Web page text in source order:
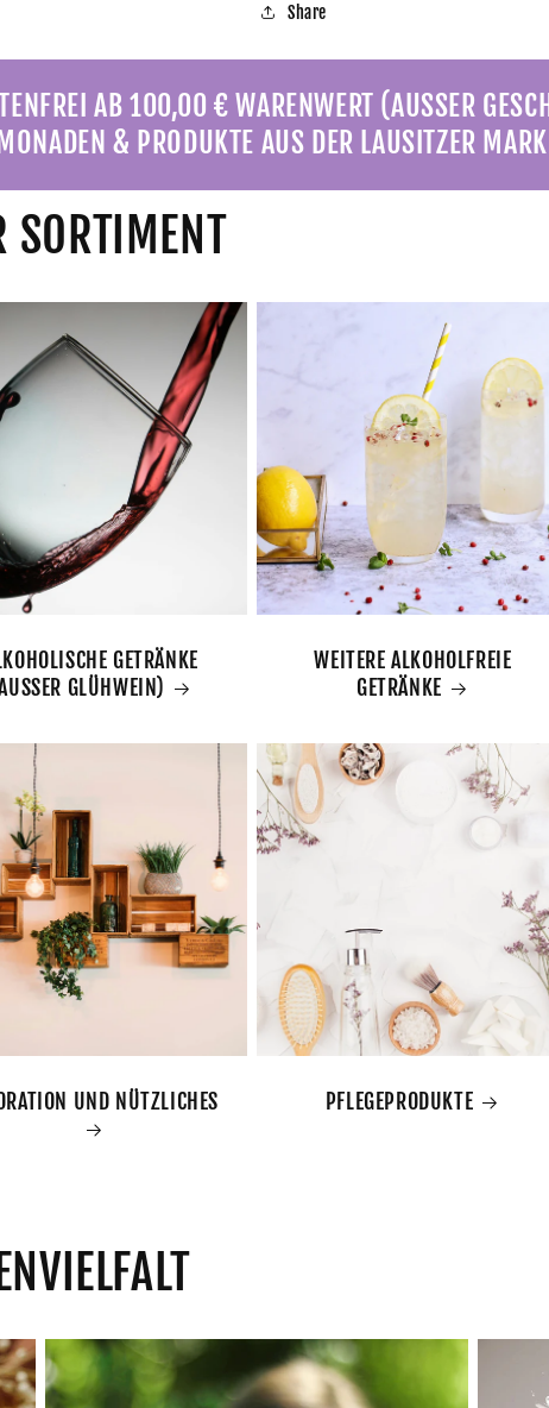
Share
AB 100,00 € WARENWERT (AUSSER
& PRODUKTE AUS DER LAUSITZER
SORTIMENT
GETRÄNKE
GLÜHWEIN)
WEITERE ALKOHOLFREIE
GETRÄNKE
UND NÜTZLICHES PFLEGEPRODUKTE